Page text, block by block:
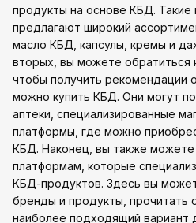
продукты на основе КБД. Такие
предлагают широкий
масло КБД, капсулы, кремы и
вторых, вы можете обратиться
чтобы получить рекомендации
можно купить КБД. Они могут
аптеки, специализированные
платформы, где можно
КБД. Наконец, вы также можете
платформам, которые
КБД-продуктов. Здесь вы
бренды и продукты, прочитать
наиболее подходящий вариант